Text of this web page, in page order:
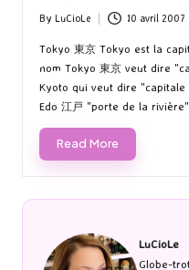
Posted
by
By LuCioLe 10 avril 2007
Tokyo 東京 Tokyo est la
nom Tokyo 東京 veut dire
Kyoto qui veut dire
Edo 江戸 "porte de la
Read More
LuCioLe
Globe-